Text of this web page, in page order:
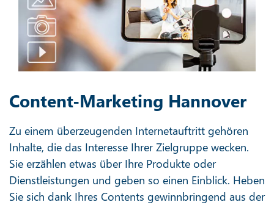
Content-Marketing Hannover
Zu einem überzeugenden Internetauftritt gehören
Inhalte, die das Interesse Ihrer Zielgruppe wecken.
Sie erzählen etwas über Ihre Produkte oder
Dienstleistungen und geben so einen Einblick. Heben
Sie sich dank Ihres Contents gewinnbringend aus der